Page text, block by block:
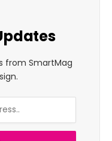
from SmartMag